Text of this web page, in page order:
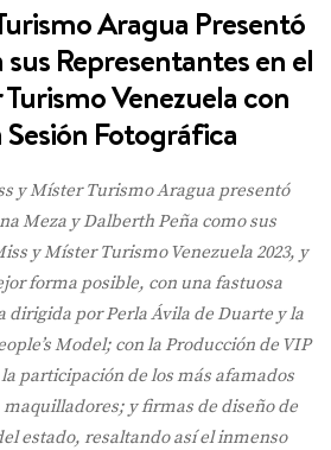
Aragua Presentó
Representantes en el
Venezuela con
Sesión Fotográfica
y Míster Turismo Aragua presentó
Meza y Dalberth Peña como sus
y Míster Turismo Venezuela 2023, y
forma posible, con una fastuosa
dirigida por Perla Ávila de Duarte y la
Model; con la Producción de VIP
participación de los más afamados
y firmas de diseño de
estado, resaltando así el inmenso